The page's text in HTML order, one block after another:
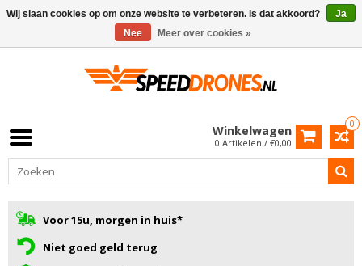
0
Winkelwagen
0 Artikelen / €0,00
Voor 15u, morgen in huis*
Niet goed geld terug
Wij slaan cookies op om onze website te verbeteren. Is dat akkoord?
Ja
Nee
Meer over cookies »